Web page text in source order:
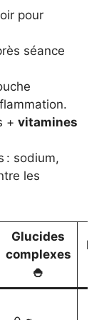
pour
séance
+ vitamines
: sodium,
les
Glucides
complexes
🍚